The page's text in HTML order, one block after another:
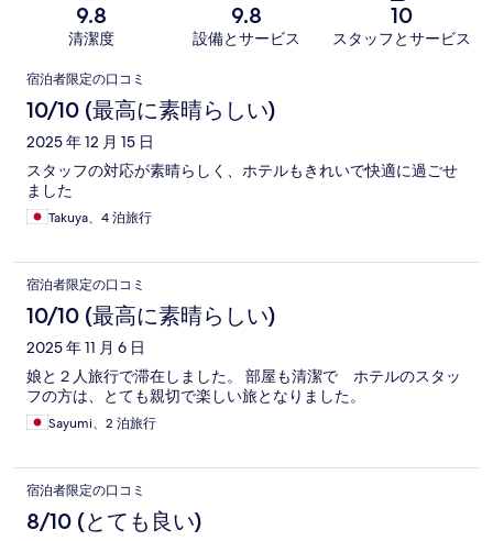
9.8
清潔度
9.8
設備とサービス
10
スタッフとサービス
口
コ
ミ
宿泊者限定の口コミ
10/10 (最高に素晴らしい)
2025 年 12 月 15 日
スタッフの対応が素晴らしく、ホテルもきれいで快適に過ごせ
ました
Takuya、4 泊旅行
宿泊者限定の口コミ
10/10 (最高に素晴らしい)
2025 年 11 月 6 日
娘と２人旅行で滞在しました。 部屋も清潔で ホテルのスタッ
フの方は、とても親切で楽しい旅となりました。
Sayumi、2 泊旅行
宿泊者限定の口コミ
8/10 (とても良い)